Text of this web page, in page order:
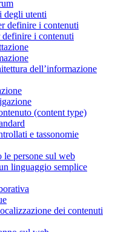
degli utenti
definire i contenuti
definire i contenuti
dell’informazione
(content type)
e tassonomie
le persone sul web
linguaggio semplice
dei contenuti